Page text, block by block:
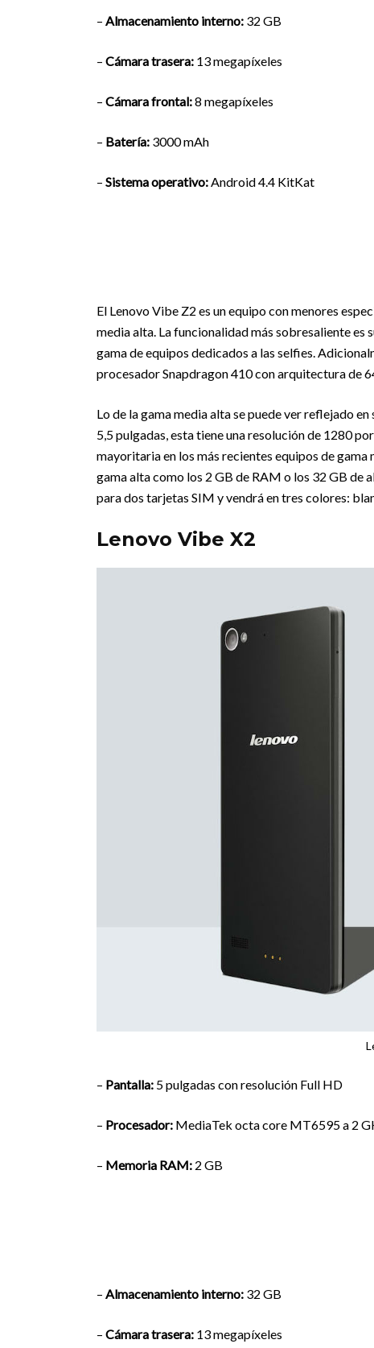
– Almacenamiento interno: 32 GB
– Cámara trasera: 13 megapíxeles
– Cámara frontal:8 megapíxeles
– Batería: 3000 mAh
– Sistema operativo:Android 4.4 KitKat
El Lenovo Vibe Z2 es un equipo con menores
media alta. La funcionalidad más sobresaliente es
gama de equipos dedicados a las selfies.
procesador Snapdragon 410 con arquitectura de
Lo de la gama media alta se puede ver reflejado
5,5 pulgadas, esta tiene una resolución de 1280
mayoritaria en los más recientes equipos de
gama alta como los 2 GB de RAM o los 32 GB
para dos tarjetas SIM y vendrá en tres colores:
Lenovo Vibe X2
– Pantalla: 5 pulgadas con resolución Full HD
– Procesador: MediaTek octa core MT6595 a 2
– Memoria RAM: 2 GB
– Almacenamiento interno: 32 GB
– Cámara trasera: 13 megapíxeles